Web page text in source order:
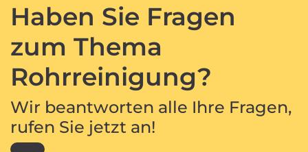
Haben Sie Fragen
zum Thema
Rohrreinigung?
Wir beantworten alle Ihre Fragen,
rufen Sie jetzt an!